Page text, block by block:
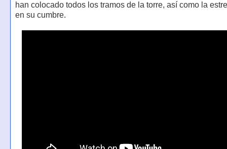
han colocado todos los tramos de la torre, así como la
en su cumbre.